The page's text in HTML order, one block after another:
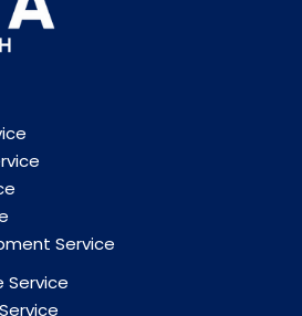
Service
Service